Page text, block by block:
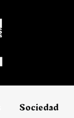
Sociedad